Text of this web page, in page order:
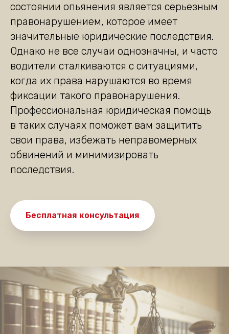
состоянии опьянения является серьезным
правонарушением, которое имеет
значительные юридические последствия.
Однако не все случаи однозначны, и часто
водители сталкиваются с ситуациями,
когда их права нарушаются во время
фиксации такого правонарушения.
Профессиональная юридическая помощь
в таких случаях поможет вам защитить
свои права, избежать неправомерных
обвинений и минимизировать
последствия.
Бесплатная консультация